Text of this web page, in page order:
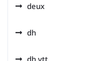
deux
dh
dh vtt